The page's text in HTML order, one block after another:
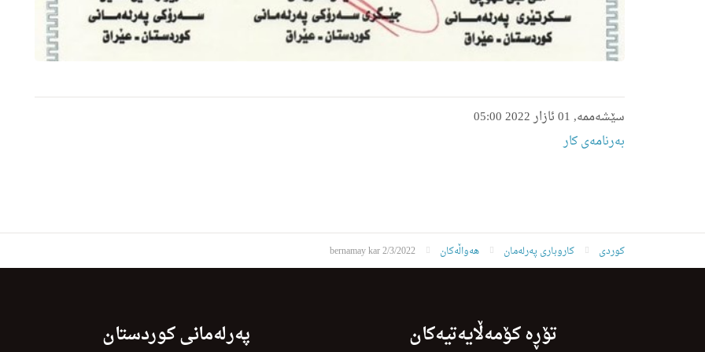
سێشەممە, 01 ئازار 2022 05:00
بەرنامەی کار
کوردی کاروباری پەرلەمان هەواڵەکان bernamay kar 2/3/2022
پەرلەمانی کوردستان تۆڕە کۆمەڵایەتیەکان